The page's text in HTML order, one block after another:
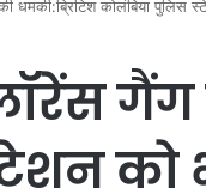
धमकी:ब्रिटिश कोलंबिया
गैंग
को